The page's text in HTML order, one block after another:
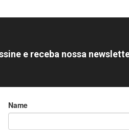
e receba nossa